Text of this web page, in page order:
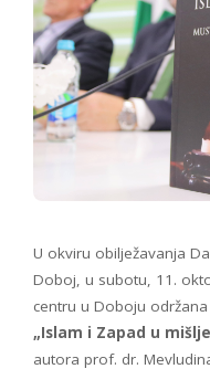
U okviru obilježavanja
Doboj, u subotu, 11.
centru u Doboju
„Islam i Zapad u
autora prof. dr.